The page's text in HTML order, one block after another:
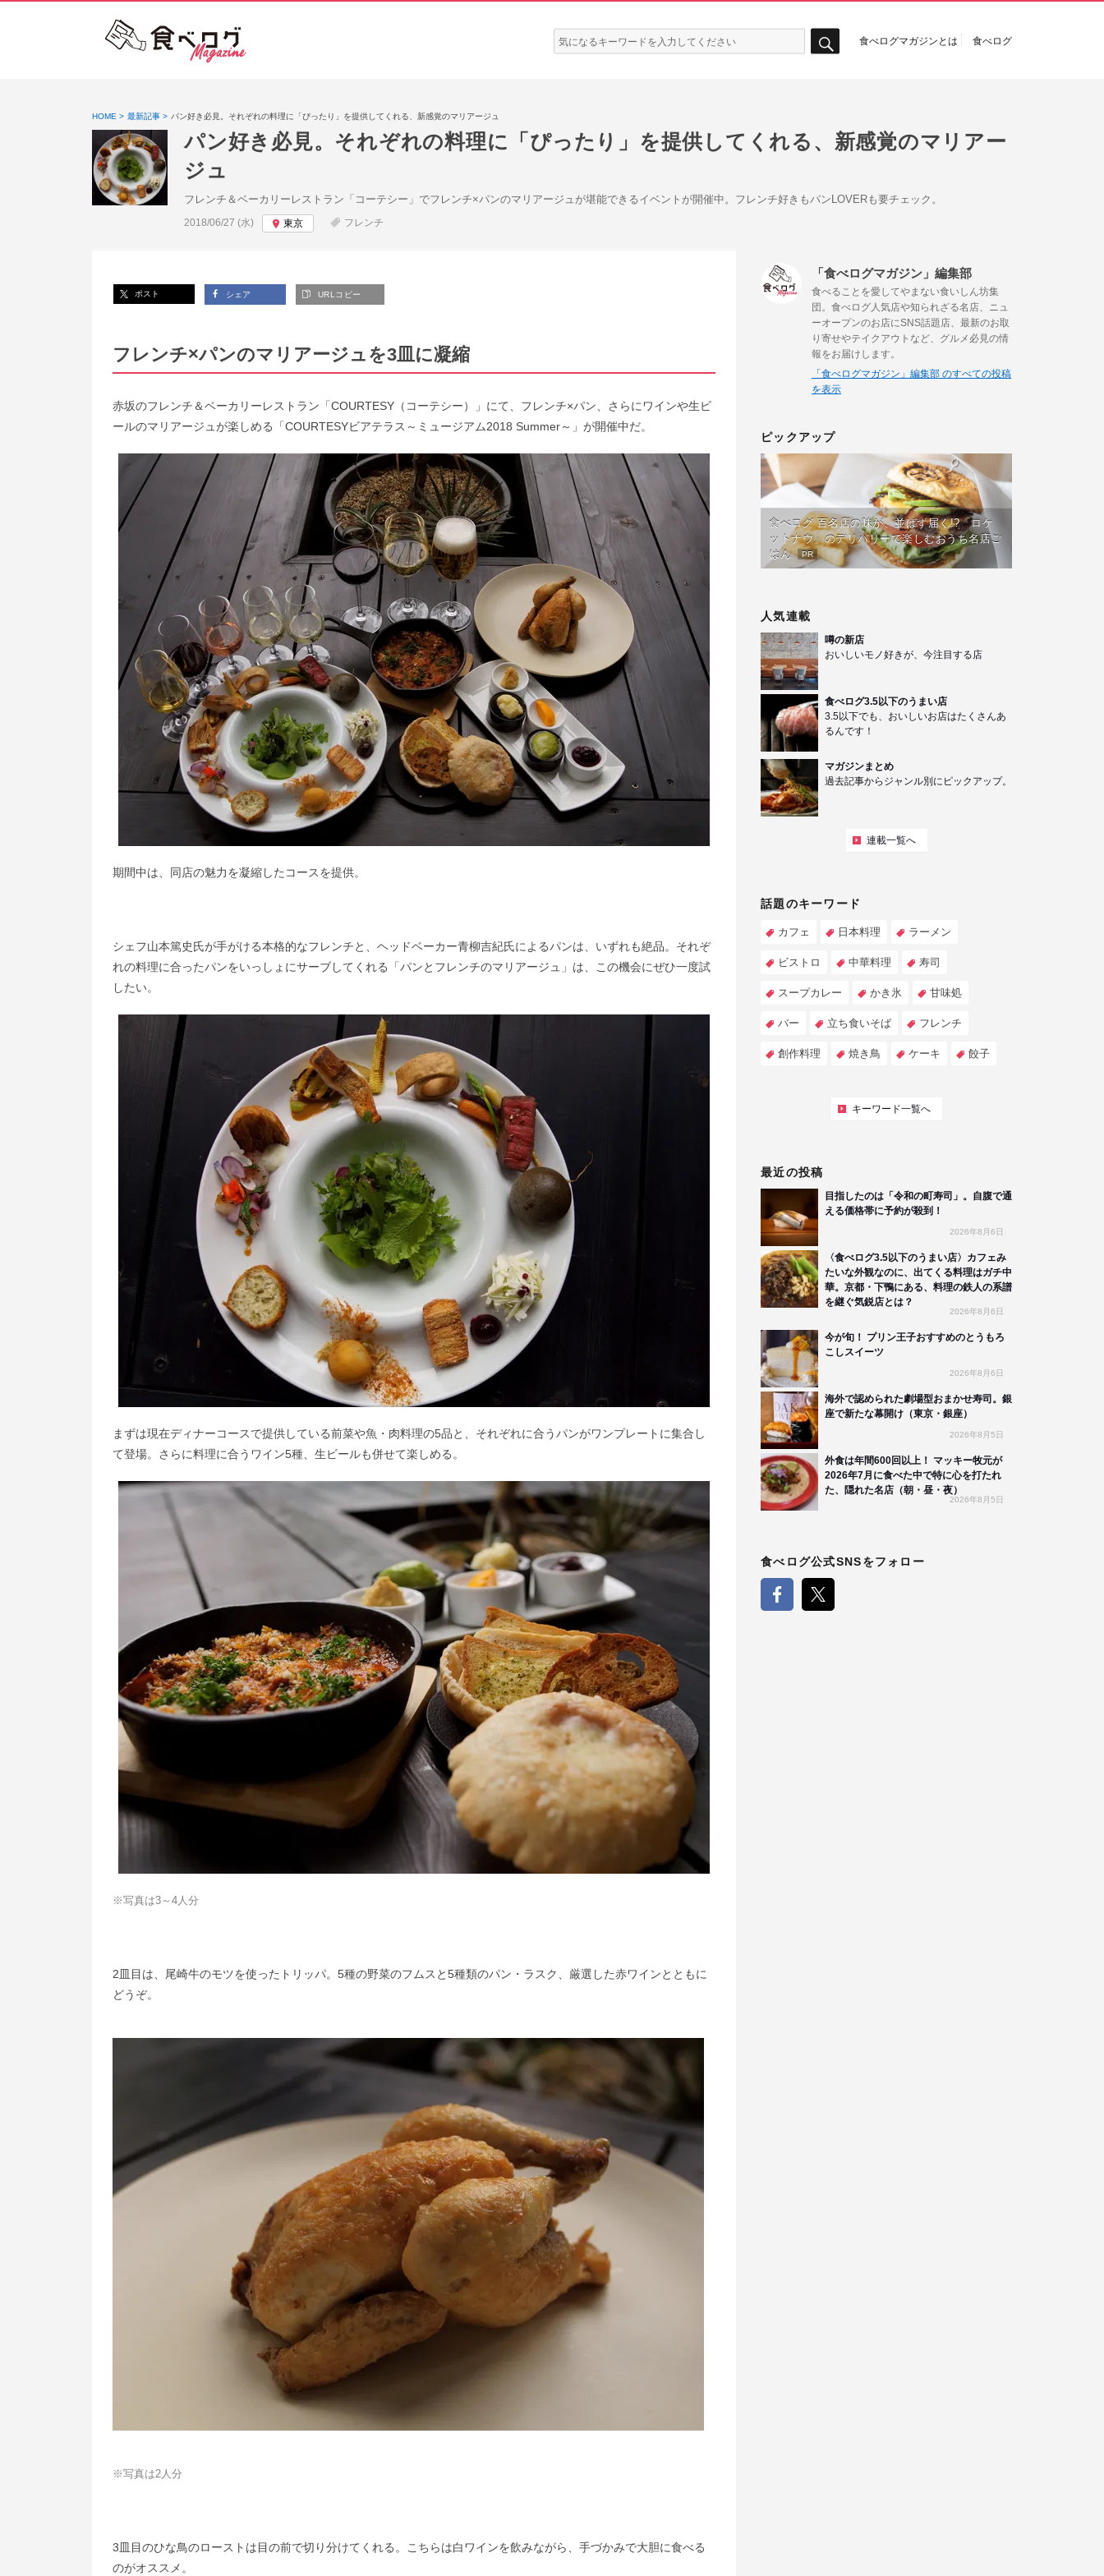
検
索:
食べログマガジンとは 食べログ
HOME 最新記事 パン好き必見。それぞれの料理に「ぴったり」を提供してくれる、新感覚のマリアージュ
パン好き必見。それぞれの料理に「ぴったり」を提供してくれる、新感覚のマリアー
ジュ
フレンチ＆ベーカリーレストラン「コーテシー」でフレンチ×パンのマリアージュが堪能できるイベントが開催中。フレンチ好きもパンLOVERも要チェック。
投稿日:
2018/06/27 (水) 東京 フレンチ
ポスト シェア URLコピー
フレンチ×パンのマリアージュを3皿に凝縮
赤坂のフレンチ＆ベーカリーレストラン「COURTESY（コーテシー）」にて、フレンチ×パン、さらにワインや生ビ
ールのマリアージュが楽しめる「COURTESYビアテラス～ミュージアム2018 Summer～」が開催中だ。
期間中は、同店の魅力を凝縮したコースを提供。
シェフ山本篤史氏が手がける本格的なフレンチと、ヘッドベーカー青柳吉紀氏によるパンは、いずれも絶品。それぞ
れの料理に合ったパンをいっしょにサーブしてくれる「パンとフレンチのマリアージュ」は、この機会にぜひ一度試
したい。
まずは現在ディナーコースで提供している前菜や魚・肉料理の5品と、それぞれに合うパンがワンプレートに集合し
て登場。さらに料理に合うワイン5種、生ビールも併せて楽しめる。
※写真は3～4人分
2皿目は、尾崎牛のモツを使ったトリッパ。5種の野菜のフムスと5種類のパン・ラスク、厳選した赤ワインとともに
どうぞ。
※写真は2人分
3皿目のひな鳥のローストは目の前で切り分けてくれる。こちらは白ワインを飲みながら、手づかみで大胆に食べる
のがオススメ。
「食べログマガジン」編集部
食べることを愛してやまない食いしん坊集
団。食べログ人気店や知られざる名店、ニュ
ーオープンのお店にSNS話題店、最新のお取
り寄せやテイクアウトなど、グルメ必見の情
報をお届けします。
「食べログマガジン」編集部 のすべての投稿
を表示
ピックアップ
食べログ 百名店の味が、並ばず届く!?「ロケ
ットナウ」のデリバリーで楽しむおうち名店ご
はん
PR
人気連載
噂の新店
おいしいモノ好きが、今注目する店
食べログ3.5以下のうまい店
3.5以下でも、おいしいお店はたくさんあ
るんです！
マガジンまとめ
過去記事からジャンル別にピックアップ。
連載一覧へ
話題のキーワード
カフェ 日本料理 ラーメン
ビストロ 中華料理 寿司
スープカレー かき氷 甘味処
バー 立ち食いそば フレンチ
創作料理 焼き鳥 ケーキ 餃子
キーワード一覧へ
最近の投稿
目指したのは「令和の町寿司」。自腹で通
える価格帯に予約が殺到！
2026年8月6日
〈食べログ3.5以下のうまい店〉カフェみ
たいな外観なのに、出てくる料理はガチ中
華。京都・下鴨にある、料理の鉄人の系譜
を継ぐ気鋭店とは？
2026年8月6日
今が旬！ プリン王子おすすめのとうもろ
こしスイーツ
2026年8月6日
海外で認められた劇場型おまかせ寿司。銀
座で新たな幕開け（東京・銀座）
2026年8月5日
外食は年間600回以上！ マッキー牧元が
2026年7月に食べた中で特に心を打たれ
た、隠れた名店（朝・昼・夜）
2026年8月5日
食べログ公式SNSをフォロー